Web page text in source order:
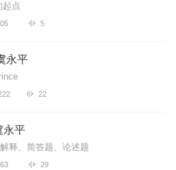
起点
5
永平
22
永平
释、简答题、论述题
29